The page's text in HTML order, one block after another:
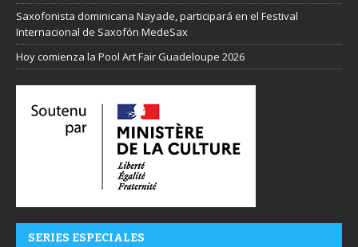
Saxofonista dominicana Nayade, participará en el Festival
Internacional de Saxofón MedeSax
Hoy comienza la Pool Art Fair Guadeloupe 2026
SERIES ESPECIALES